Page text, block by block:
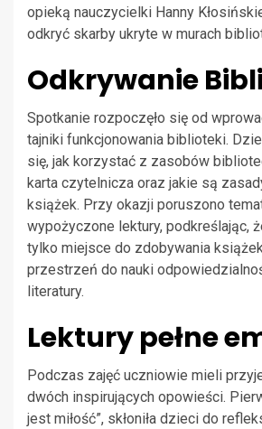
opieką nauczycielki Hanny
odkryć skarby ukryte w murach
Odkrywanie
Spotkanie rozpoczęło się od
tajniki funkcjonowania biblioteki.
się, jak korzystać z zasobów
karta czytelnicza oraz jakie są
książek. Przy okazji poruszono
wypożyczone lektury, podkreślając,
tylko miejsce do zdobywania
przestrzeń do nauki
literatury.
Lektury pełne
Podczas zajęć uczniowie mieli
dwóch inspirujących opowieści.
jest miłość”, skłoniła dzieci do